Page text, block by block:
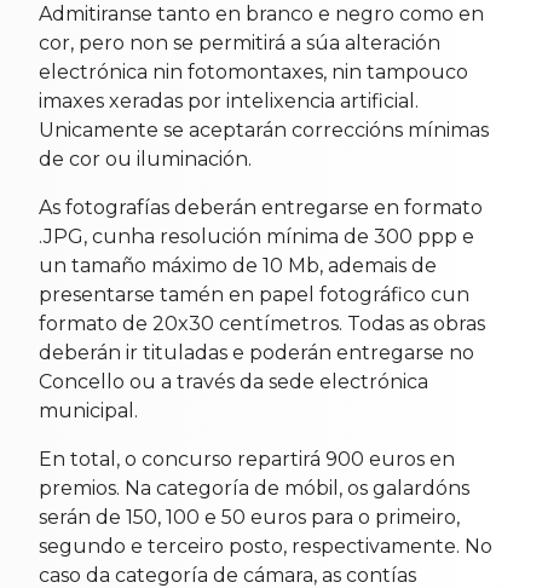
Admitiranse tanto en branco e negro como en
cor, pero non se permitirá a súa alteración
electrónica nin fotomontaxes, nin tampouco
imaxes xeradas por intelixencia artificial.
Unicamente se aceptarán correccións mínimas
de cor ou iluminación.
As fotografías deberán entregarse en formato
.JPG, cunha resolución mínima de 300 ppp e
un tamaño máximo de 10 Mb, ademais de
presentarse tamén en papel fotográfico cun
formato de 20x30 centímetros. Todas as obras
deberán ir tituladas e poderán entregarse no
Concello ou a través da sede electrónica
municipal.
En total, o concurso repartirá 900 euros en
premios. Na categoría de móbil, os galardóns
serán de 150, 100 e 50 euros para o primeiro,
segundo e terceiro posto, respectivamente. No
caso da categoría de cámara, as contías